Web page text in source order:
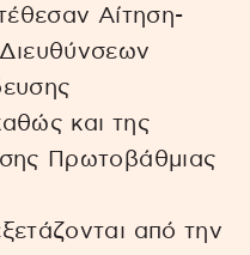
Αίτηση-
και της
Πρωτοβάθμιας
από την